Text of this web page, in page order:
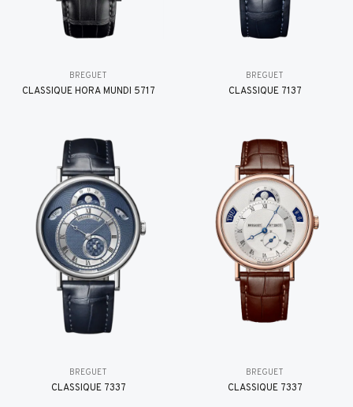
BREGUET
CLASSIQUE HORA MUNDI 5717
BREGUET
CLASSIQUE 7137
BREGUET
CLASSIQUE 7337
BREGUET
CLASSIQUE 7337